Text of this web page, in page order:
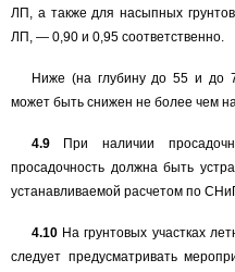
ЛП, а также для насыпных
ЛП, — 0,90 и 0,95 соответственно.
Ниже (на глубину до 55 и до
может быть снижен не более чем
4.9
При наличии
просадочность должна быть
устанавливаемой расчетом по
4.10 На грунтовых участках
следует предусматривать